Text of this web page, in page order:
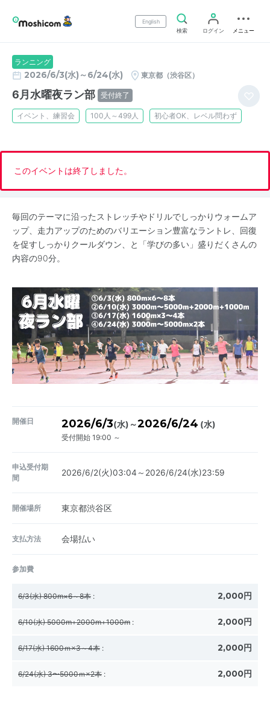
English
検索
ログイン メニュー
ランニング
2026/6/3(水)～6/24(水) 東京都（渋谷区）
6月水曜夜ラン部 受付終了
イベント、練習会 100人～499人 初心者OK、レベル問わず
このイベントは終了しました。
毎回のテーマに沿ったストレッチやドリルでしっかりウォームア
ップ、走力アップのためのバリエーション豊富なラントレ、回復
を促すしっかりクールダウン、と「学びの多い」盛りだくさんの
内容の90分。
開催日 2026/6/3(水) ～2026/6/24 (水)
受付開始 19:00 ～
申込受付期
間
2026/6/2(火)03:04～2026/6/24(水)23:59
開催場所 東京都渋谷区
支払方法 会場払い
参加費
6/3(水) 800m×6～8本 : 2,000円
6/10(水) 5000m+2000m+1000m : 2,000円
6/17(水) 1600ｍ×3～4本 : 2,000円
6/24(水) 3〜5000ｍ×2本 : 2,000円